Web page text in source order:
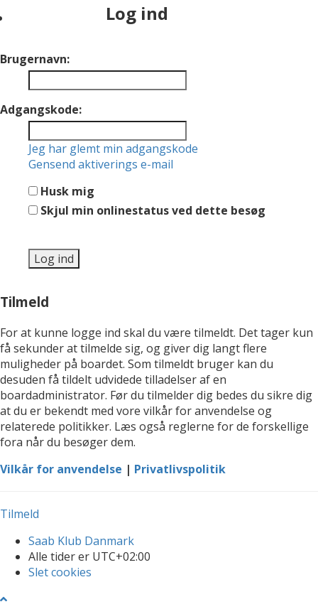
Log ind
Brugernavn:
Adgangskode:
Jeg har glemt min adgangskode
Gensend aktiverings e-mail
Husk mig
Skjul min onlinestatus ved dette besøg
Tilmeld
For at kunne logge ind skal du være tilmeldt. Det tager kun
få sekunder at tilmelde sig, og giver dig langt flere
muligheder på boardet. Som tilmeldt bruger kan du
desuden få tildelt udvidede tilladelser af en
boardadministrator. Før du tilmelder dig bedes du sikre dig
at du er bekendt med vore vilkår for anvendelse og
relaterede politikker. Læs også reglerne for de forskellige
fora når du besøger dem.
Vilkår for anvendelse | Privatlivspolitik
Tilmeld
Saab Klub Danmark
Alle tider er UTC+02:00
Slet cookies